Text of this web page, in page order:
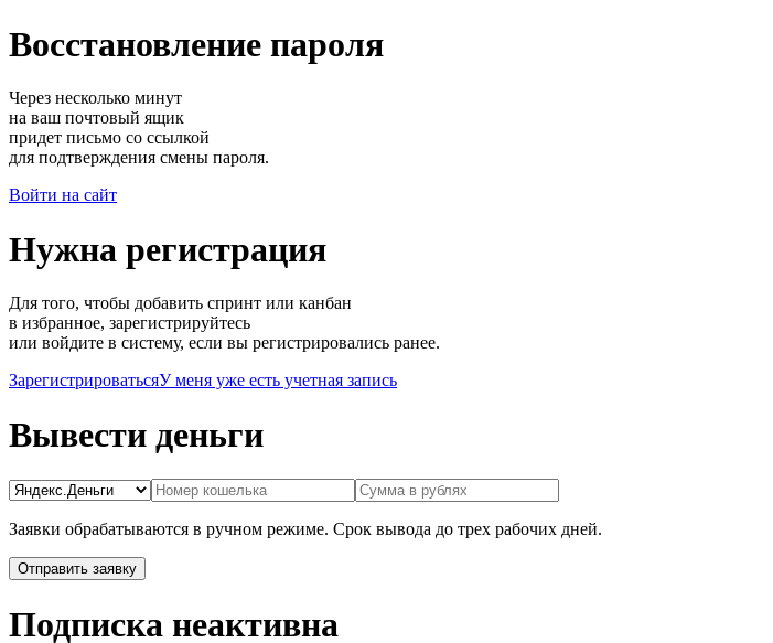
Восстановление пароля
Через несколько минут
на ваш почтовый ящик
придет письмо со ссылкой
для подтверждения смены пароля.
Войти на сайт
Нужна регистрация
Для того, чтобы добавить спринт или канбан
в избранное, зарегистрируйтесь
или войдите в систему, если вы регистрировались ранее.
ЗарегистрироватьсяУ меня уже есть учетная запись
Вывести деньги
Заявки обрабатываются в ручном режиме. Срок вывода до трех рабочих дней.
Подписка неактивна